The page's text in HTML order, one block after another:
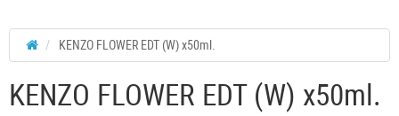
KENZO FLOWER EDT (W) x50ml.
KENZO FLOWER EDT (W) x50ml.